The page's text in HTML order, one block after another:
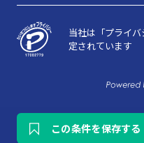
この条件を保存する
当社は「プライ
定されています